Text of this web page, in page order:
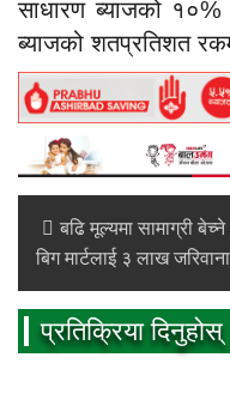
साधारण ब्याजको
ब्याजको शतप्रतिशत
बढि मूल्यमा सामाग्री बेच्ने
बिग मार्टलाई ३ लाख जरिवाना
प्रतिक्रिया दिनुहोस्